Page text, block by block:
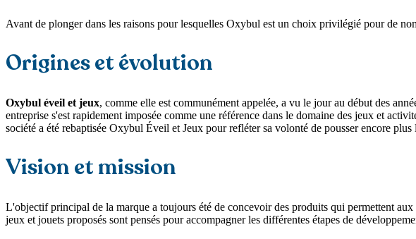
Avant de plonger dans les raisons pour lesquelles Oxybul est un choix privilégié pour de
Origines et évolution
Oxybul éveil et jeux, comme elle est communément appelée, a vu le jour au début des
entreprise s'est rapidement imposée comme une référence dans le domaine des jeux et
société a été rebaptisée Oxybul Éveil et Jeux pour refléter sa volonté de pousser encore
Vision et mission
L'objectif principal de la marque a toujours été de concevoir des produits qui permettent
jeux et jouets proposés sont pensés pour accompagner les différentes étapes de